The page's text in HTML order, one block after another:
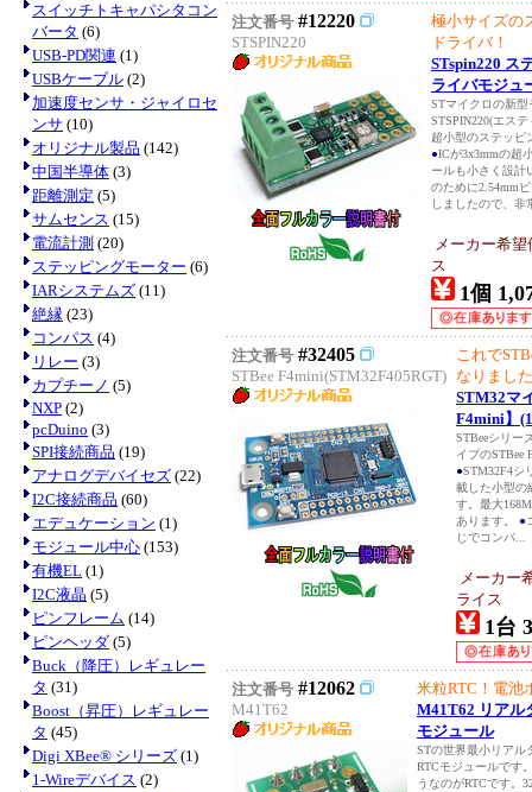
スイッチトキャパシタコン
バータ (6)
USB-PD関連 (1)
USBケーブル (2)
加速度センサ・ジャイロセ
ンサ (10)
オリジナル製品 (142)
中国半導体 (3)
距離測定 (5)
サムセンス (15)
電流計測 (20)
ステッピングモーター (6)
IARシステムズ (11)
絶縁 (23)
コンパス (4)
リレー (3)
カプチーノ (5)
NXP (2)
pcDuino (3)
SPI接続商品 (19)
アナログデバイセズ (22)
I2C接続商品 (60)
エデュケーション (1)
モジュール中心 (153)
有機EL (1)
I2C液晶 (5)
ピンフレーム (14)
ピンヘッダ (5)
Buck（降圧）レギュレー
タ (31)
Boost（昇圧）レギュレー
タ (45)
Digi XBee® シリーズ (1)
1-Wireデバイス (2)
注文番号 #12220
STSPIN220
極小サイズの
ドライバ！
STspin220 ス
ライバモジュ
STマイクロの新
STSPIN220(エス
超小型のステッピ
●ICが3x3mmの超
ールも小さく設計
のために2.54mm
しましたので、非
メーカー希
ス
1個
注文番号 #32405
STBee F4mini(STM32F405RGT)
これで
なりまし
STM32マ
F4mini】
STBeeシリー
イプのSTBee
●STM32F4シ
載した小型の
す。最大
あります。 ●
じでコンパ...
メーカー
ライス
1台
注文番号 #12062
M41T62
米粒RTC！電池
M41T62 リアル
モジュール
STの世界最小リアル
RTCモジュールです
うなのがRTCです。